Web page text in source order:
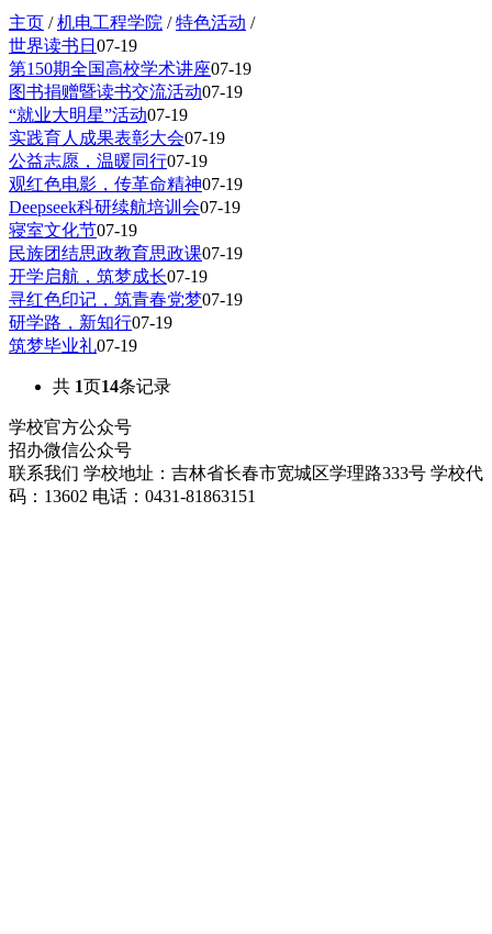
主页 /机电工程学院 /特色活动 /
世界读书日 07-19
第150期全国高校学术讲座07-19
图书捐赠暨读书交流活动07-19
“就业大明星”活动07-19
实践育人成果表彰大会07-19
公益志愿，温暖同行07-19
观红色电影，传革命精神07-19
Deepseek科研续航培训会07-19
寝室文化节07-19
民族团结思政教育思政课07-19
开学启航，筑梦成长07-19
寻红色印记，筑青春党梦07-19
研学路，新知行07-19
筑梦毕业礼07-19
共 1页14条记录
学校官方公众号
招办微信公众号
联系我们 学校地址：吉林省长春市宽城区学理路333号 学校代
码：13602 电话：0431-81863151